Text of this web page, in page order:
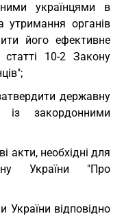
українцями в
утримання органів
його ефективне
статті 10-2 Закону
державну
із закордонними
акти, необхідні для
України "Про
України відповідно